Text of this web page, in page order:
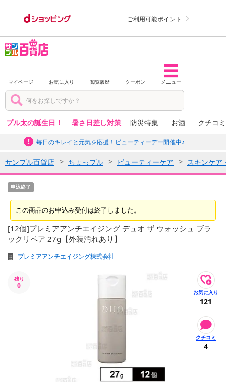
ご利用可能ポイント
マイページ お気に入り 閲覧履歴 クーポン メニュー
プル太の誕生日！ 暑さ日差し対策 防災特集 お酒 クチコ
毎日のキレイと元気を応援！ビューティーデー開催中♪
サンプル百貨店 ちょっプル ビューティーケア スキンケア
申込終了
この商品のお申込み受付は終了しました。
[12個]プレミアアンチエイジング デュオ ザ ウォッシュ ブラ
ックリペア 27g【外装汚れあり】
プレミアアンチエイジング株式会社
残り
0
121
4